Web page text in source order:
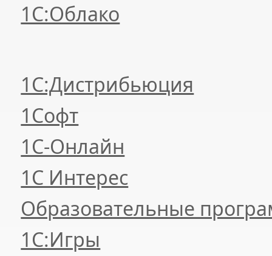
1С:Облако
1С:Дистрибьюция
1Софт
1С-Онлайн
1С Интерес
Образовательные
1С:Игры